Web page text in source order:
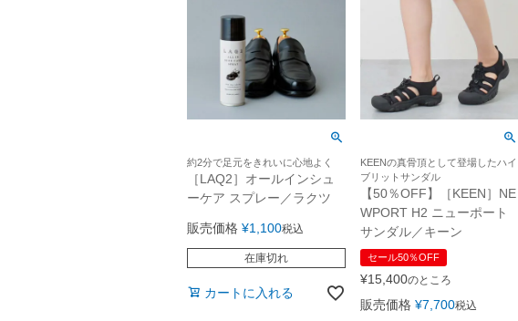
約2分で足元をきれいに心地よく
［LAQ2］オールインシュ
ーケア スプレー／ラクツ
販売価格 ¥1,100税込
在庫切れ
カートに入れる
KEENの真骨頂として登場したハイ
ブリットサンダル
【50％OFF】［KEEN］NE
WPORT H2 ニューポート
サンダル／キーン
セール50％OFF
¥15,400のところ
販売価格 ¥7,700税込